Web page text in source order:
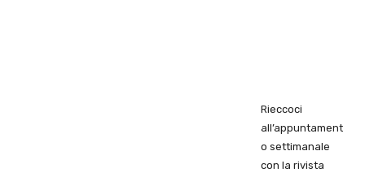
Rieccoci
all’appuntament
o settimanale
con la rivista